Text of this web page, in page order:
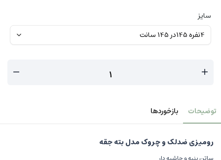
سایز
توضیحات بازخوردها
رومیزی ضدلک و چروک مدل بته جقه